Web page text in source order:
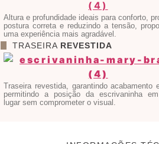
Altura e profundidade ideais para conforto,
postura correta e reduzindo a tensão,
uma experiência mais agradável.
TRASEIRA REVESTIDA
Traseira revestida, garantindo acabamento
permitindo a posição da escrivaninha
lugar sem comprometer o visual.